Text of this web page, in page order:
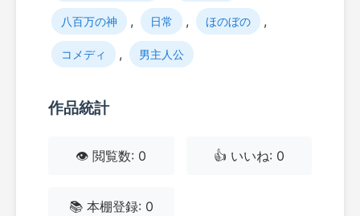
八百万の神 , 日常 , ほのぼの ,
コメディ , 男主人公
作品統計
👁️ 閲覧数: 0 👍 いいね: 0
📚 本棚登録: 0